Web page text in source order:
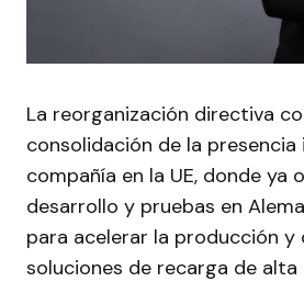
La reorganización directiva
consolidación de la
compañía en la UE, donde ya
desarrollo y pruebas en
para acelerar la producción y
soluciones de recarga de